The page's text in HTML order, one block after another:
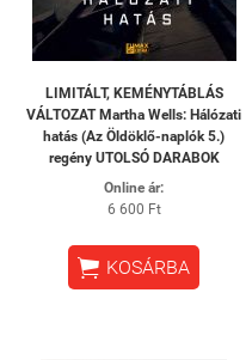
LIMITÁLT, KEMÉNYTÁBLÁS
VÁLTOZAT Martha Wells: Hálózati
hatás (Az Öldöklő-naplók 5.)
regény UTOLSÓ DARABOK
Online ár:
6 600 Ft
 KOSÁRBA